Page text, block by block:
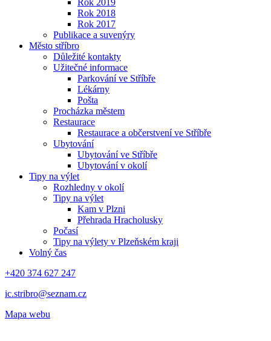
Rok 2019
Rok 2018
Rok 2017
Publikace a suvenýry
Město stříbro
Důležité kontakty
Užitečné informace
Parkování ve Stříbře
Lékárny
Pošta
Procházka městem
Restaurace
Restaurace a občerstvení ve Stříbře
Ubytování
Ubytování ve Stříbře
Ubytování v okolí
Tipy na výlet
Rozhledny v okolí
Tipy na výlet
Kam v Plzni
Přehrada Hracholusky
Počasí
Tipy na výlety v Plzeňském kraji
Volný čas
+420 374 627 247
ic.stribro@seznam.cz
Mapa webu